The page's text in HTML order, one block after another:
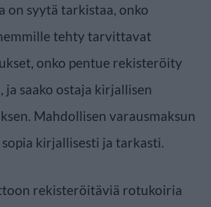
on syytä tarkistaa, onko
tehty tarvittavat
onko pentue rekisteröity
saako ostaja kirjallisen
Mahdollisen varausmaksun
kirjallisesti ja tarkasti.
rekisteröitäviä rotukoiria